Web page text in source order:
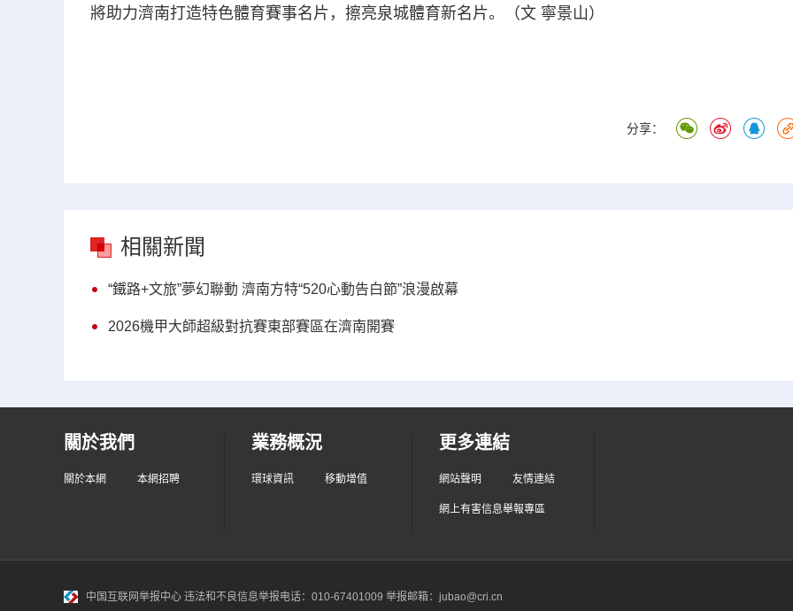
將助力濟南打造特色體育賽事名片，擦亮泉城體育新名片。（文 寧景山）
分享：
相關新聞
“鐵路+文旅”夢幻聯動 濟南方特“520心動告白節”浪漫啟幕
2026機甲大師超級對抗賽東部賽區在濟南開賽
關於我們
關於本網 本網招聘
業務概況
環球資訊 移動增值
更多連結
網站聲明 友情連結
網上有害信息舉報專區
中国互联网举报中心 违法和不良信息举报电话：010-67401009 举报邮箱：jubao@cri.cn